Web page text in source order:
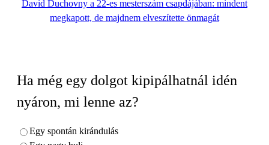
David Duchovny a 22-es mesterszám csapdájában: mindent
megkapott, de majdnem elveszítette önmagát
Ha még egy dolgot kipipálhatnál idén
nyáron, mi lenne az?
Egy spontán kirándulás